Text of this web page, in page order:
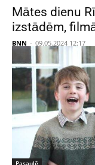
Mātes dienu
izstādēm,
BNN - 09.05.2024 12:17
Pasaulē